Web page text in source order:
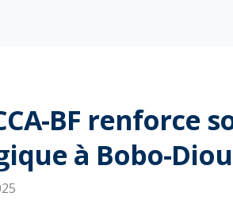
BF renforce
à Bobo-